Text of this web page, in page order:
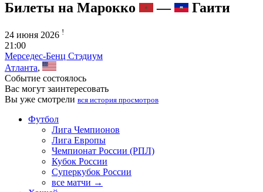
Билеты на Марокко — Гаити
24 июня 2026 !
21:00
Мерседес-Бенц Стэдиум
Атланта,
Событие состоялось
Вас могут заинтересовать
Вы уже смотрели вся история просмотров
Футбол
Лига Чемпионов
Лига Европы
Чемпионат России (РПЛ)
Кубок России
Суперкубок России
все матчи →